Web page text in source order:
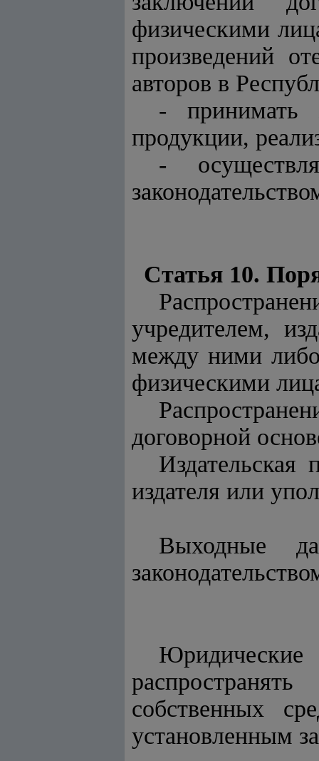
физическими
произведений
авторов в
- принимать
продукции,
-
Статья 10.
учредителем,
между ними
физическими
договорной
издателя или
Выходные
собственных
установленным